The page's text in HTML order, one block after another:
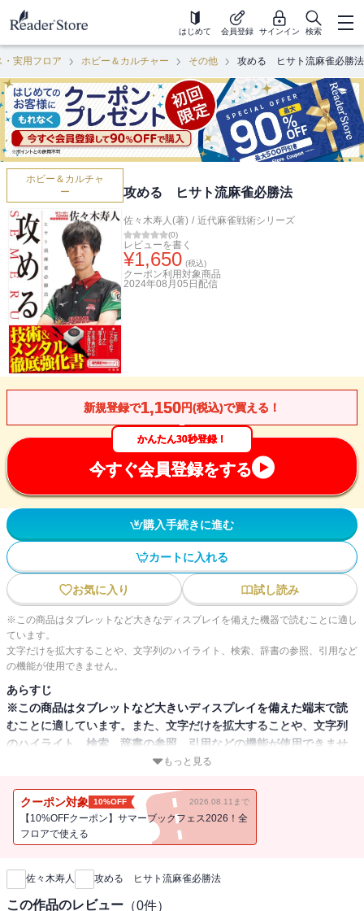
はじめて 会員登録 サインイン 検索
・実用フロア ホビー＆カルチャー その他 攻める ヒサト流麻雀必勝法
ホビー＆カルチャ
ー
攻める ヒサト流麻雀必勝法
佐々木寿人(著) / 近代麻雀戦術シリーズ
(0)
レビューを書く
¥1,650 (税込)
クーポン利用対象商品
2024年08月05日 配信
新規登録で1,150円(税込)で買える！
かんたん30秒登録！
今すぐ会員登録をする
購入手続きに進む
カートに入れる
お気に入り 試し読み
※この商品はタブレットなど大きなディスプレイを備えた機器で読むことに適し
ています。
文字だけを拡大することや、文字列のハイライト、検索、辞書の参照、引用など
の機能が使用できません。
あらすじ
※この商品はタブレットなど大きいディスプレイを備えた端末で読
むことに適しています。また、文字だけを拡大することや、文字列
のハイライト、検索、辞書の参照、引用などの機能が使用できませ
一定のリズムで打て
リーチに屈するな
今まで負けたら次も負けるのか
Mリーガー佐々木寿人の、技術&メンタル強化に役立つ珠玉のエッセ
ー集
もっと見る
クーポン対象 10%OFF 2026.08.11まで
【10%OFFクーポン】サマーブックフェス2026！全
フロアで使える
新刊通知
佐々木寿人 攻める ヒサト流麻雀必勝法
この作品のレビュー （0件）